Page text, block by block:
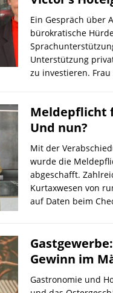
Ein Gespräch über
bürokratische
Unterstützung
zu investieren.
Meldepflicht
Und nun?
Mit der
wurde die
abgeschafft.
Kurtaxwesen von
auf Daten beim
Gewinn im
Gastronomie und